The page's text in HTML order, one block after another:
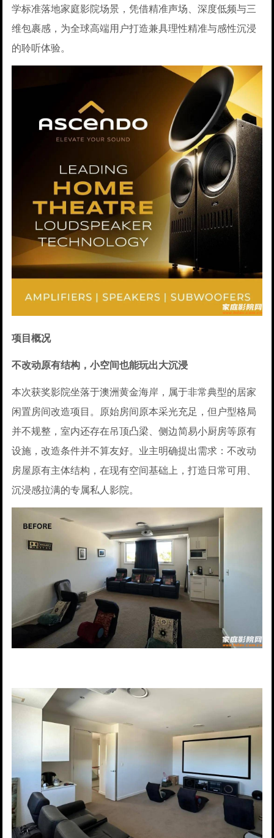
学标准落地家庭影院场景，凭借精准声场、深度低频与三
维包裹感，为全球高端用户打造兼具理性精准与感性沉浸
的聆听体验。
项目概况
不改动原有结构，小空间也能玩出大沉浸
本次获奖影院坐落于澳洲黄金海岸，属于非常典型的居家
闲置房间改造项目。原始房间原本采光充足，但户型格局
并不规整，室内还存在吊顶凸梁、侧边简易小厨房等原有
设施，改造条件并不算友好。业主明确提出需求：不改动
房屋原有主体结构，在现有空间基础上，打造日常可用、
沉浸感拉满的专属私人影院。